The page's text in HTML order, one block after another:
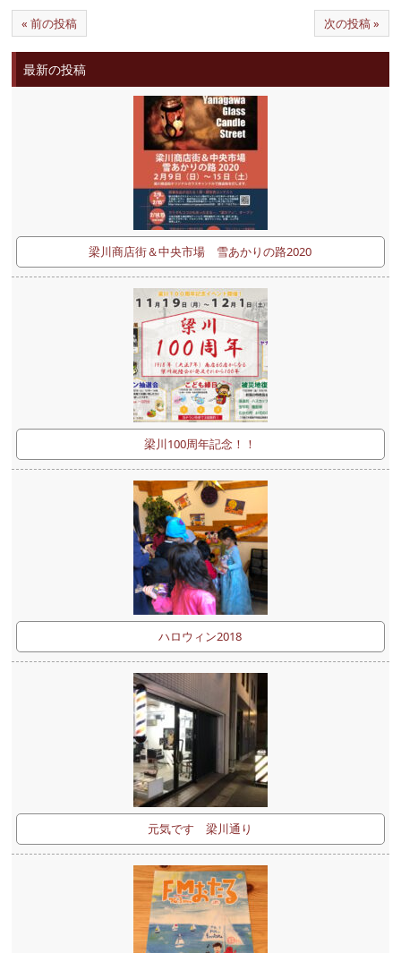
« 前の投稿 次の投稿 »
最新の投稿
梁川商店街＆中央市場 雪あかりの路2020
梁川100周年記念！！
ハロウィン2018
元気です 梁川通り